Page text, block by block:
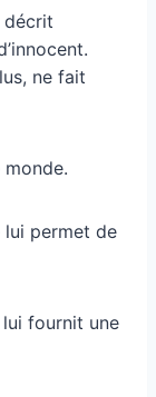
décrit
ne fait
lui permet de
lui fournit une